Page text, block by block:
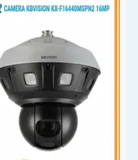
giám sát tốt trong môi
giải HD IP, sản phẩm này